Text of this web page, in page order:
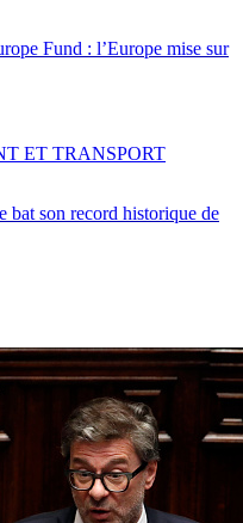
Fund : l’Europe mise sur
bat son record historique de
ET TRANSPORT